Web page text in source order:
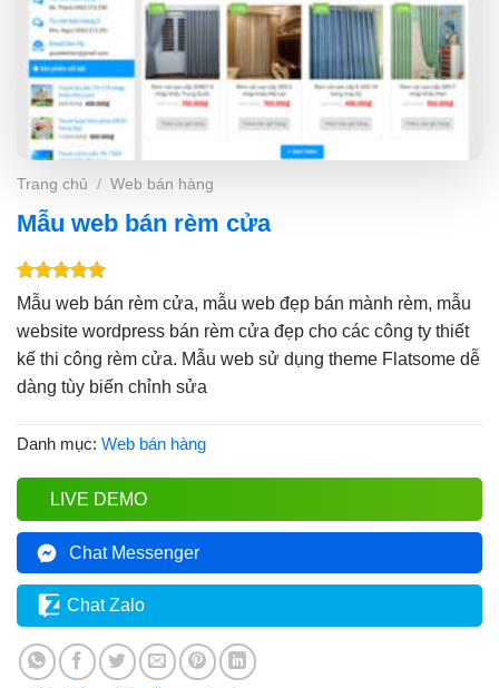
Trang chủ / Web bán hàng
Mẫu web bán rèm cửa
5.00trên 5
dựa trên
1
đánh giá
Mẫu web bán rèm cửa, mẫu web đẹp bán mành rèm, mẫu
website wordpress bán rèm cửa đẹp cho các công ty thiết
kế thi công rèm cửa. Mẫu web sử dụng theme Flatsome dễ
dàng tùy biến chỉnh sửa
Danh mục: Web bán hàng
LIVE DEMO
Chat Messenger
Chat Zalo